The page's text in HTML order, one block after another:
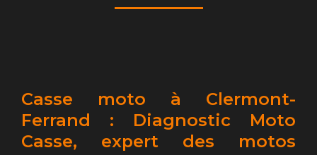
Casse moto à Clermont-
Ferrand : Diagnostic Moto
Casse, expert des motos